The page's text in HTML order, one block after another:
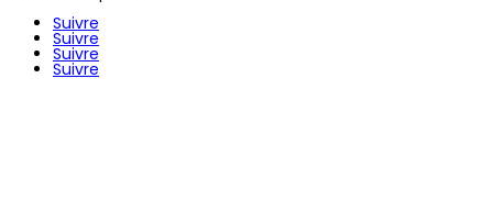
Suivre
Suivre
Suivre
Suivre